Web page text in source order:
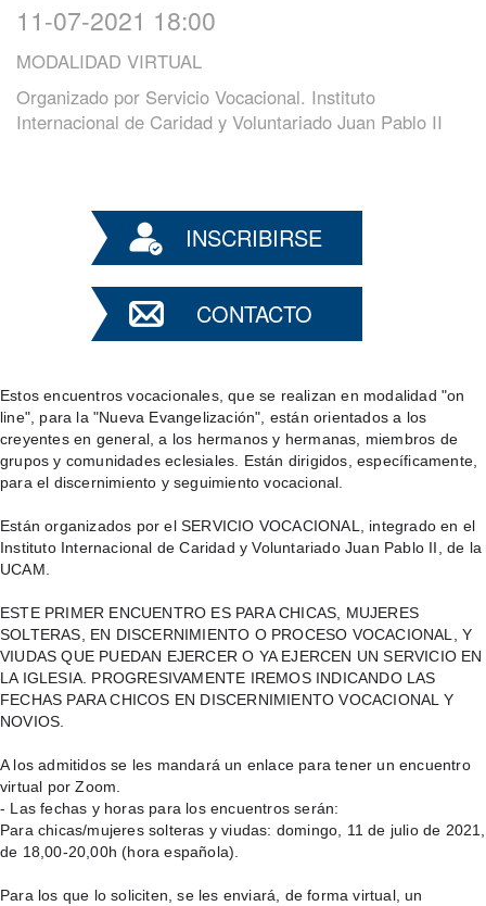
11-07-2021 18:00
MODALIDAD VIRTUAL
Organizado por Servicio Vocacional. Instituto
Internacional de Caridad y Voluntariado Juan Pablo II
INSCRIBIRSE
CONTACTO
Estos encuentros vocacionales, que se realizan en modalidad "on
line", para la "Nueva Evangelización", están orientados a los
creyentes en general, a los hermanos y hermanas, miembros de
grupos y comunidades eclesiales. Están dirigidos, específicamente,
para el discernimiento y seguimiento vocacional.
Están organizados por el SERVICIO VOCACIONAL, integrado en el
Instituto Internacional de Caridad y Voluntariado Juan Pablo II, de la
UCAM.
ESTE PRIMER ENCUENTRO ES PARA CHICAS, MUJERES
SOLTERAS, EN DISCERNIMIENTO O PROCESO VOCACIONAL, Y
VIUDAS QUE PUEDAN EJERCER O YA EJERCEN UN SERVICIO EN
LA IGLESIA. PROGRESIVAMENTE IREMOS INDICANDO LAS
FECHAS PARA CHICOS EN DISCERNIMIENTO VOCACIONAL Y
NOVIOS.
A los admitidos se les mandará un enlace para tener un encuentro
virtual por Zoom.
- Las fechas y horas para los encuentros serán:
Para chicas/mujeres solteras y viudas: domingo, 11 de julio de 2021,
de 18,00-20,00h (hora española).
Para los que lo soliciten, se les enviará, de forma virtual, un